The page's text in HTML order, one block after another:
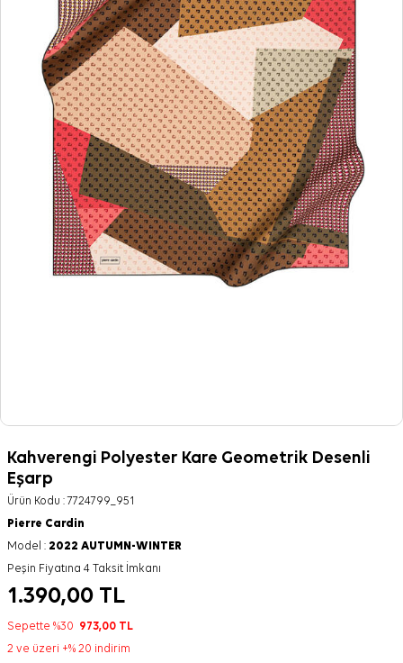
Kahverengi Polyester Kare Geometrik Desenli
Eşarp
Ürün Kodu :7724799_951
Pierre Cardin
Model : 2022 AUTUMN-WINTER
Peşin Fiyatına 4 Taksit İmkanı
1.390,00 TL
Sepette %30 973,00 TL
2 ve üzeri +% 20 indirim